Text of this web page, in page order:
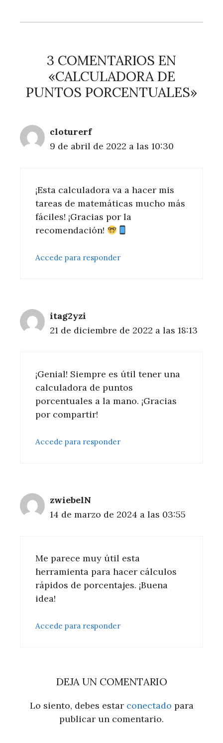
3 COMENTARIOS EN
«CALCULADORA DE
PUNTOS PORCENTUALES»
cloturerf
9 de abril de 2022 a las 10:30
¡Esta calculadora va a hacer mis
tareas de matemáticas mucho más
fáciles! ¡Gracias por la
recomendación!
Accede para responder
itag2yzi
21 de diciembre de 2022 a las 18:13
¡Genial! Siempre es útil tener una
calculadora de puntos
porcentuales a la mano. ¡Gracias
por compartir!
Accede para responder
zwiebelN
14 de marzo de 2024 a las 03:55
Me parece muy útil esta
herramienta para hacer cálculos
rápidos de porcentajes. ¡Buena
idea!
Accede para responder
DEJA UN COMENTARIO
Lo siento, debes estar conectado para
publicar un comentario.